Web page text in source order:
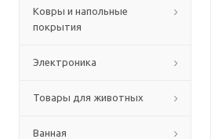
Ковры и напольные
покрытия
Электроника
Товары для животных
Ванная